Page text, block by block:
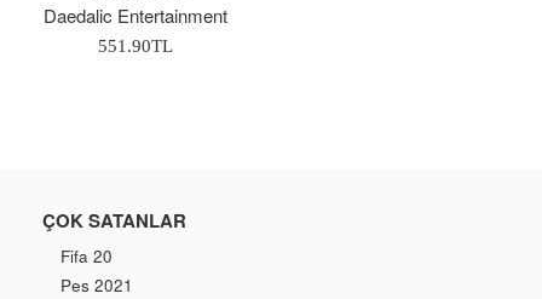
Daedalic Entertainment
Normal
551.90TL
ÇOK SATANLAR
Fifa 20
Pes 2021